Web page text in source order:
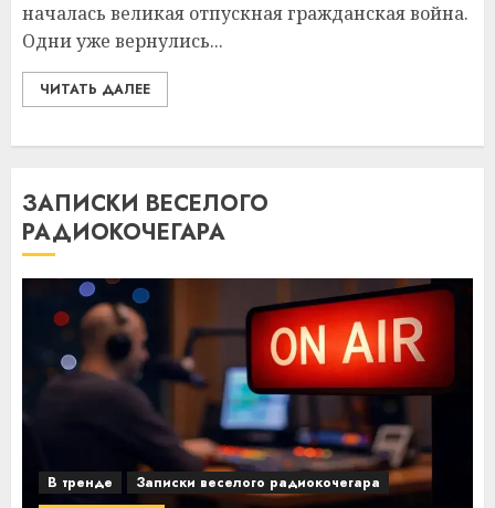
началась великая отпускная гражданская война.
Одни уже вернулись...
ЧИТАТЬ ДАЛЕЕ
ЗАПИСКИ ВЕСЕЛОГО
РАДИОКОЧЕГАРА
В тренде
Записки веселого радиокочегара